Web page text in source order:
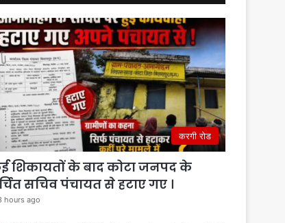
करगी रोड
शिकायतों के बाद कोटा जनपद के
सचिव पंचायत से हटाए गए ।
hours ago